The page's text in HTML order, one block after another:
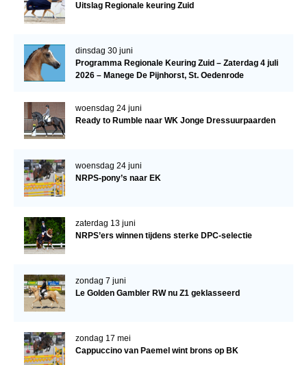
Uitslag Regionale keuring Zuid
dinsdag 30 juni
Programma Regionale Keuring Zuid – Zaterdag 4 juli
2026 – Manege De Pijnhorst, St. Oedenrode
woensdag 24 juni
Ready to Rumble naar WK Jonge Dressuurpaarden
woensdag 24 juni
NRPS-pony’s naar EK
zaterdag 13 juni
NRPS’ers winnen tijdens sterke DPC-selectie
zondag 7 juni
Le Golden Gambler RW nu Z1 geklasseerd
zondag 17 mei
Cappuccino van Paemel wint brons op BK